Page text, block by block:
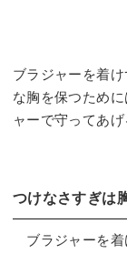
ブラジャーを着
な胸を保つため
ャーで守ってあげ
つけなさすぎは
ブラジャーを着